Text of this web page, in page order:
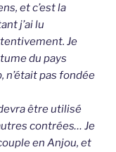
et c’est la
j’ai lu
Je
du pays
n’était pas fondée
être utilisé
contrées… Je
en Anjou, et